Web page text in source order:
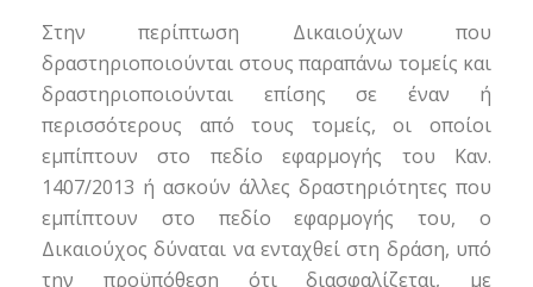
Στην περίπτωση Δικαιούχων που
δραστηριοποιούνται στους παραπάνω τομείς και
δραστηριοποιούνται επίσης σε έναν ή
περισσότερους από τους τομείς, οι οποίοι
εμπίπτουν στο πεδίο εφαρμογής του Καν.
1407/2013 ή ασκούν άλλες δραστηριότητες που
εμπίπτουν στο πεδίο εφαρμογής του, ο
Δικαιούχος δύναται να ενταχθεί στη δράση, υπό
την προϋπόθεση ότι διασφαλίζεται, με